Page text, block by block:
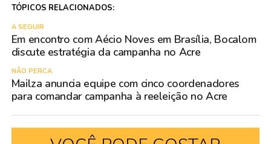
TÓPICOS RELACIONADOS:
A SEGUIR
Em encontro com Aécio Noves em Brasília, Bocalom
discute estratégia da campanha no Acre
NÃO PERCA
Mailza anuncia equipe com cinco coordenadores
para comandar campanha à reeleição no Acre